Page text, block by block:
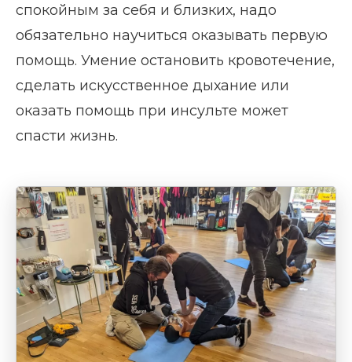
спокойным за себя и близких, надо
обязательно научиться оказывать первую
помощь. Умение остановить кровотечение,
сделать искусственное дыхание или
оказать помощь при инсульте может
спасти жизнь.